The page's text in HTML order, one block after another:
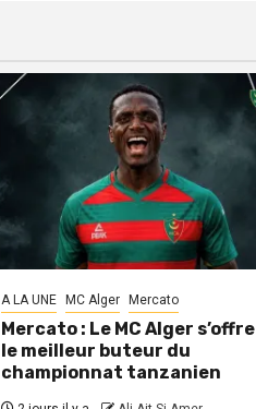
A LA UNE MC Alger Mercato
Mercato : Le MC Alger s’offre
le meilleur buteur du
championnat tanzanien